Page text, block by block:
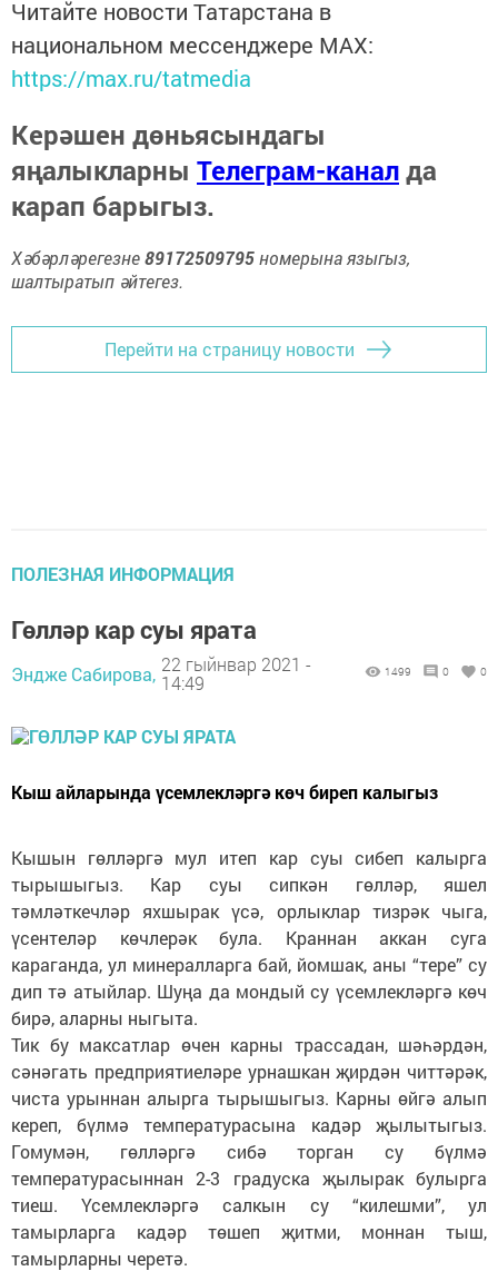
Читайте новости Татарстана в
национальном мессенджере MАХ:
https://max.ru/tatmedia
Керәшен дөньясындагы
яңалыкларны Телеграм-каналда
карап барыгыз.
Хәбәрләрегезне89172509795номерына языгыз,
шалтыратып әйтегез.
Перейти на страницу новости
ПОЛЕЗНАЯ ИНФОРМАЦИЯ
Гөлләр кар суы ярата
Эндже Сабирова, 22 гыйнвар 2021 -
14:49
1499 0 0
Кыш айларында үсемлекләргә көч биреп калыгыз
Кышын гөлләргә мул итеп кар суы сибеп калырга
тырышыгыз. Кар суы сипкән гөлләр, яшел
тәмләткечләр яхшырак үсә, орлыклар тизрәк чыга,
үсентеләр көчлерәк була. Краннан аккан суга
караганда, ул минералларга бай, йомшак, аны “тере” су
дип тә атыйлар. Шуңа да мондый су үсемлекләргә көч
бирә, аларны ныгыта.
Тик бу максатлар өчен карны трассадан, шәһәрдән,
сәнәгать предприятиеләре урнашкан җирдән читтәрәк,
чиста урыннан алырга тырышыгыз. Карны өйгә алып
кереп, бүлмә температурасына кадәр җылытыгыз.
Гомумән, гөлләргә сибә торган су бүлмә
температурасыннан 2-3 градуска җылырак булырга
тиеш. Үсемлекләргә салкын су “килешми”, ул
тамырларга кадәр төшеп җитми, моннан тыш,
тамырларны черетә.